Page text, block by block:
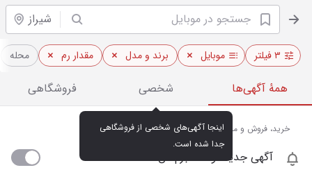
شیراز
۳ فیلتر موبایل برند و مدل مقدار رم محله
همهٔ آگهی‌ها شخصی فروشگاهی
جدا شده است.
خرید، فروش و مشاهده قیمت روز موبایل در شیراز
آگهی جدید اومد خبرم کن